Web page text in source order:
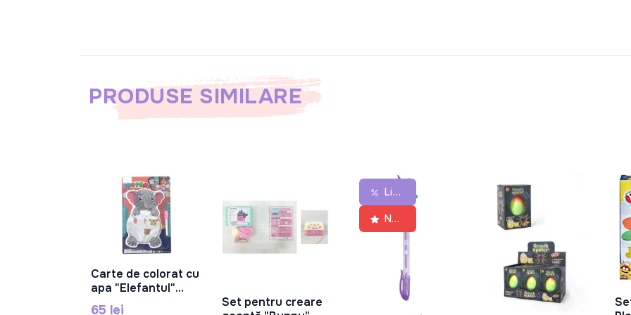
PRODUSE SIMILARE
În Coș
Carte de colorat cu
apa "Elefantul"
A5123-1
65 lei În Coș
Set pentru creare
Lichidare De Stoc
New